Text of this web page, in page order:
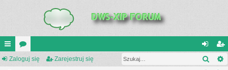
UI or al ar
Zaloguj się Zarejestruj się